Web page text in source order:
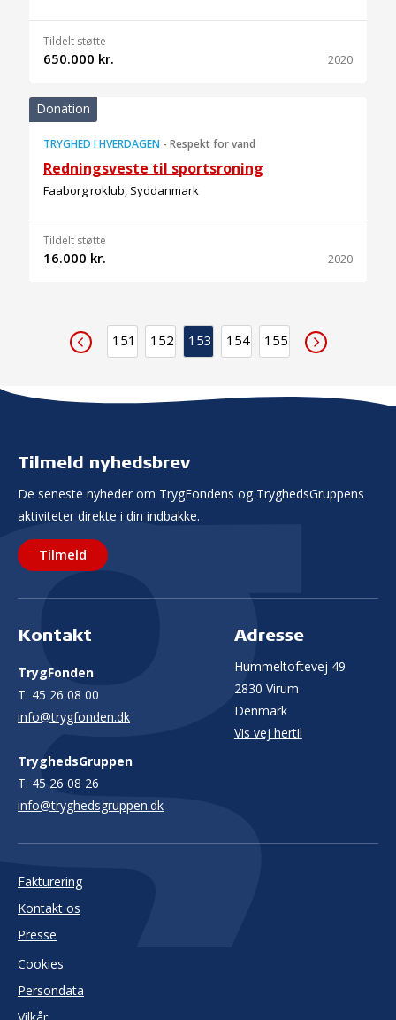
Tildelt støtte
650.000 kr. 2020
Donation
TRYGHED I HVERDAGEN - Respekt for vand
Redningsveste til sportsroning
Faaborg roklub, Syddanmark
Tildelt støtte
16.000 kr. 2020
151 152 153 154 155
Tilmeld nyhedsbrev
De seneste nyheder om TrygFondens og TryghedsGruppens
aktiviteter direkte i din indbakke.
Tilmeld
Kontakt
TrygFonden
T: 45 26 08 00
info@trygfonden.dk
TryghedsGruppen
T: 45 26 08 26
info@tryghedsgruppen.dk
Adresse
Hummeltoftevej 49
2830 Virum
Denmark
Vis vej hertil
Fakturering
Kontakt os
Presse
Cookies
Persondata
Vilkår